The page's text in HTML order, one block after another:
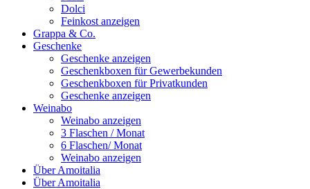
Dolci
Feinkost anzeigen
Grappa & Co.
Geschenke
Geschenke anzeigen
Geschenkboxen für Gewerbekunden
Geschenkboxen für Privatkunden
Geschenke anzeigen
Weinabo
Weinabo anzeigen
3 Flaschen / Monat
6 Flaschen/ Monat
Weinabo anzeigen
Über Amoitalia
Über Amoitalia